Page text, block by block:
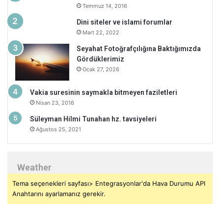
Temmuz 14, 2016
Dini siteler ve islami forumlar
Mart 22, 2022
Seyahat Fotoğrafçılığına Baktığımızda
Gördüklerimiz
Ocak 27, 2026
Vakia suresinin saymakla bitmeyen faziletleri
Nisan 23, 2016
Süleyman Hilmi Tunahan hz. tavsiyeleri
Ağustos 25, 2021
Weather
Tema seçenekleri sayfası> Entegrasyonlar'da Hava Durumu API
Anahtarını ayarlamanız gerekir.